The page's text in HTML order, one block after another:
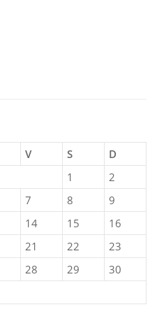
V S
D
1
2
7 8
9
14 15
16
21 22
23
28 29
30